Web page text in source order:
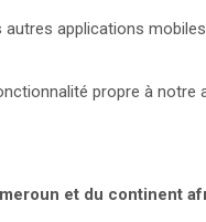
autres applications
propre à notre
et du continent